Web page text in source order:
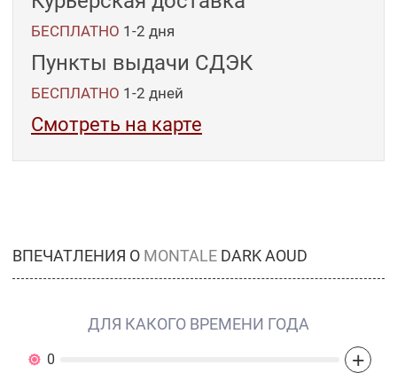
БЕСПЛАТНО 1-2 дня
Пункты выдачи СДЭК
БЕСПЛАТНО 1-2 дней
Смотреть на карте
ВПЕЧАТЛЕНИЯ О MONTALE DARK AOUD
ДЛЯ КАКОГО ВРЕМЕНИ ГОДА
0 +